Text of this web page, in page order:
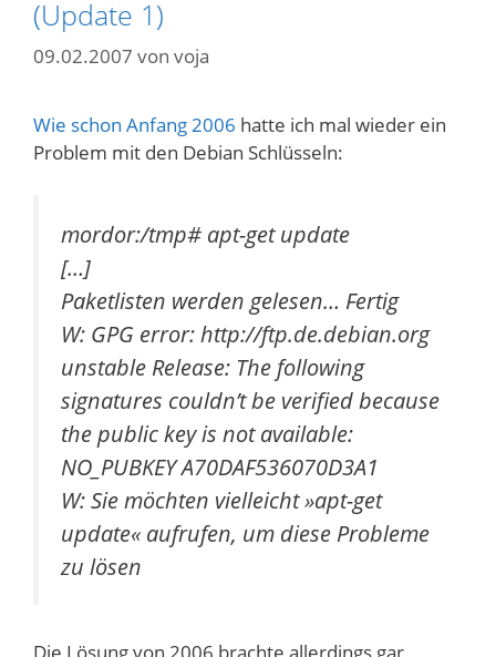
(Update 1)
09.02.2007 von voja
Wie schon Anfang 2006 hatte ich mal wieder ein
Problem mit den Debian Schlüsseln:
mordor:/tmp# apt-get update
[…]
Paketlisten werden gelesen… Fertig
W: GPG error: http://ftp.de.debian.org
unstable Release: The following
signatures couldn’t be verified because
the public key is not available:
NO_PUBKEY A70DAF536070D3A1
W: Sie möchten vielleicht »apt-get
update« aufrufen, um diese Probleme
zu lösen